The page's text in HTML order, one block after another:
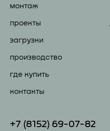
монтаж
проекты
загрузки
производство
где купить
контакты
+7 (81 52) 69-07-82